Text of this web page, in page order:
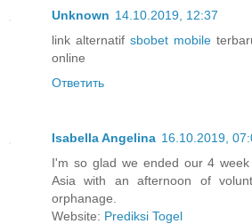
Unknown 14.10.2019, 12:37
link alternatif sbobet mobile
online
Ответить
Isabella Angelina 16.10.2019,
I'm so glad we ended our 4
Asia with an afternoon of
orphanage.
Website: Prediksi Togel